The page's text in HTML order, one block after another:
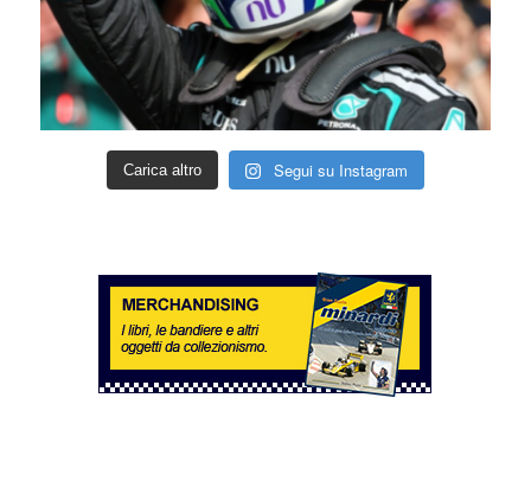
Carica altro Segui su Instagram